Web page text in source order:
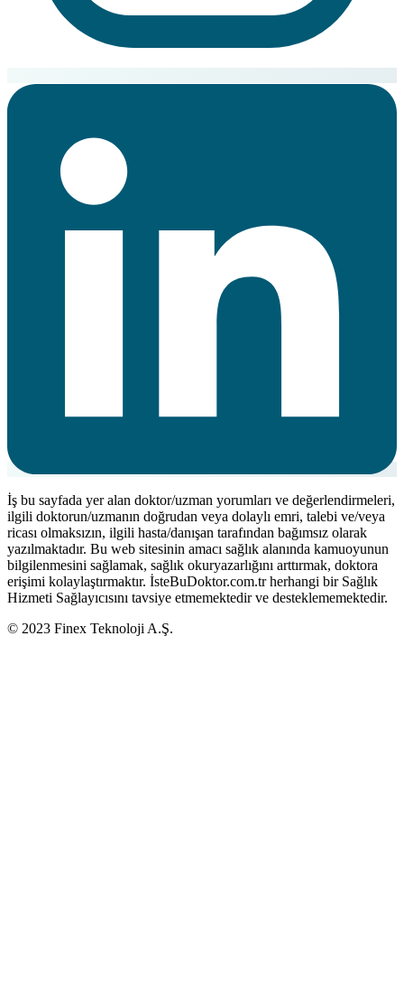
İş bu sayfada yer alan doktor/uzman yorumları ve değerlendirmeleri,
ilgili doktorun/uzmanın doğrudan veya dolaylı emri, talebi ve/veya
ricası olmaksızın, ilgili hasta/danışan tarafından bağımsız olarak
yazılmaktadır. Bu web sitesinin amacı sağlık alanında kamuoyunun
bilgilenmesini sağlamak, sağlık okuryazarlığını arttırmak, doktora
erişimi kolaylaştırmaktır. İsteBuDoktor.com.tr herhangi bir Sağlık
Hizmeti Sağlayıcısını tavsiye etmemektedir ve desteklememektedir.
© 2023 Finex Teknoloji A.Ş.